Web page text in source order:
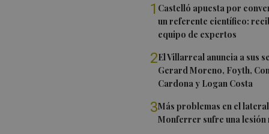
1 Castelló apuesta por
un referente científico:
equipo de expertos
2El Villarreal anuncia a sus
Gerard Moreno, Foyth,
Cardona y Logan Costa
3Más problemas en el
Monferrer sufre una lesión